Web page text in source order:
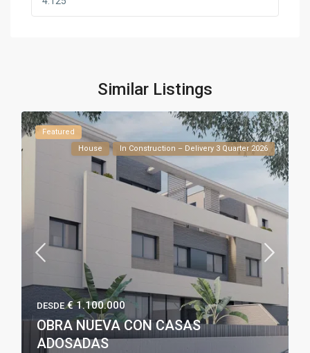
Similar Listings
Featured
House
In Construction – Delivery 3 Quarter 2026
DESDE€ 1.100.000
OBRA NUEVA CON CASAS
ADOSADAS